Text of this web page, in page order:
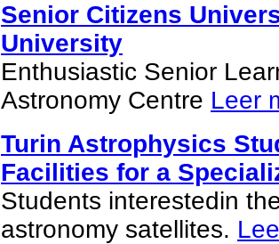
Senior Citizens
University
Enthusiastic Senior
Astronomy Centre Leer
Turin Astrophysics
Facilities for a
Students interestedin
astronomy satellites.